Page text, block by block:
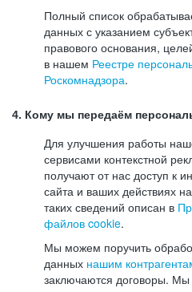
Полный список
данных с указанием
правового основания,
в нашем Реестре
Роскомнадзора.
4. Кому мы передаём
Для улучшения работы
сервисами контекстной
получают от нас доступ к
сайта и ваших действиях
таких сведений описан в
файлов cookie.
Мы можем поручить
данных нашим
заключаются договоры. Мы